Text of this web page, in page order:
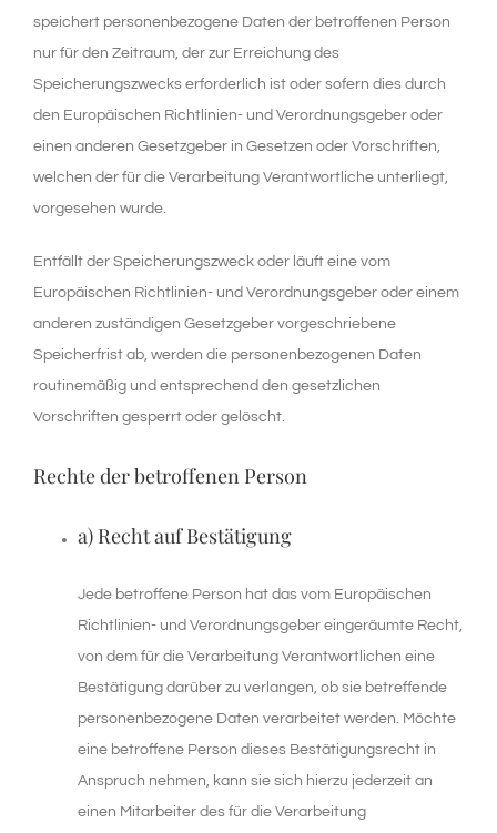
speichert personenbezogene Daten der betroffenen Person
nur für den Zeitraum, der zur Erreichung des
Speicherungszwecks erforderlich ist oder sofern dies durch
den Europäischen Richtlinien- und Verordnungsgeber oder
einen anderen Gesetzgeber in Gesetzen oder Vorschriften,
welchen der für die Verarbeitung Verantwortliche unterliegt,
vorgesehen wurde.
Entfällt der Speicherungszweck oder läuft eine vom
Europäischen Richtlinien- und Verordnungsgeber oder einem
anderen zuständigen Gesetzgeber vorgeschriebene
Speicherfrist ab, werden die personenbezogenen Daten
routinemäßig und entsprechend den gesetzlichen
Vorschriften gesperrt oder gelöscht.
Rechte der betroffenen Person
a) Recht auf Bestätigung
Jede betroffene Person hat das vom Europäischen
Richtlinien- und Verordnungsgeber eingeräumte Recht,
von dem für die Verarbeitung Verantwortlichen eine
Bestätigung darüber zu verlangen, ob sie betreffende
personenbezogene Daten verarbeitet werden. Möchte
eine betroffene Person dieses Bestätigungsrecht in
Anspruch nehmen, kann sie sich hierzu jederzeit an
einen Mitarbeiter des für die Verarbeitung